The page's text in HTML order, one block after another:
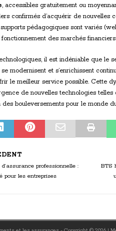
, accessibles gratuitement ou
confirmés d’acquérir de nouvelles
pédagogiques sont variés
des marchés
il est indéniable que le
modernisent et s’enrichissent
le meilleur service possible. Cette
de nouvelles technologies
bouleversements pour le monde
professionnelle :
pour les entreprises
BTS